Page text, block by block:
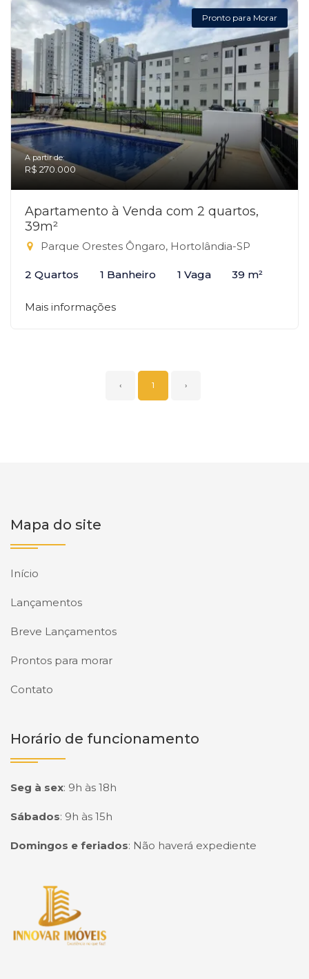
Pronto para Morar
A partir de:
R$ 270.000
Apartamento à Venda com 2 quartos,
39m²
Parque Orestes Ôngaro, Hortolândia-SP
2 Quartos 1 Banheiro 1 Vaga 39 m²
Mais informações
‹ 1 ›
Mapa do site
Início
Lançamentos
Breve Lançamentos
Prontos para morar
Contato
Horário de funcionamento
Seg à sex: 9h às 18h
Sábados: 9h às 15h
Domingos e feriados: Não haverá expediente
Página inicial